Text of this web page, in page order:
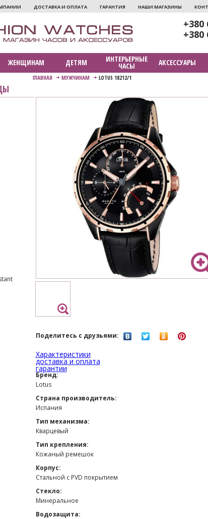
ДОСТАВКА И ОПЛАТА ГАРАНТИЯ НАШИ МАГАЗИНЫ
+380
+380
ЖЕНЩИНАМ ДЕТЯМ ИНТЕРЬЕРНЫЕ
ЧАСЫ АКСЕССУАРЫ
ГЛАВНАЯ МУЖЧИНАМ LOTUS 18212/1
Поделитесь с друзьями:
Характеристики
доставка и оплата
гарантии
Бренд:
Lotus
Страна производитель:
Испания
Тип механизма:
Кварцевый
Тип крепления:
Кожаный ремешок
Корпус:
Стальной с PVD покрытием
Стекло:
Минеральное
Водозащита: